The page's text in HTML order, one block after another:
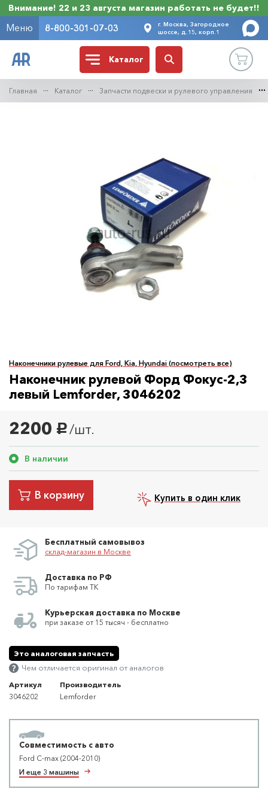
Внимание! 22 и 23 августа магазин работать не будет!!
Меню 8-800-301-07-03
г. Москва, Загородное
шоссе, д.15, корп.1
Каталог
Главная Каталог Запчасти подвески и рулевого управления
Наконечники рулевые для Ford, Kia, Hyundai (посмотреть все)
Наконечник рулевой Форд Фокус-2,3
левый Lemforder, 3046202
2200 руб. /шт.
В наличии
В корзину Купить в один клик
Бесплатный самовывоз
склад-магазин в Москве
Доставка по РФ
По тарифам ТК
Курьерская доставка по Москве
при заказе от 15 тысяч - бесплатно
Это аналоговая запчасть
Чем отличается оригинал от аналогов
Артикул
3046202
Производитель
Lemforder
Совместимость с авто
Ford C-max (2004-2010)
И еще 3 машины